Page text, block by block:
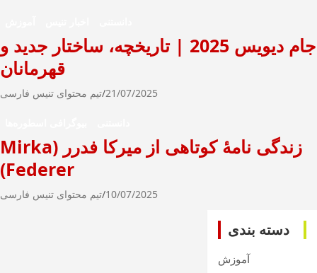
جام دیویس 2025 | تاریخچه، ساختار جدید و
قهرمانان
21/07/2025 تیم محتوای تنیس فارسی
زندگی نامۀ کوتاهی از میرکا فدرر (Mirka
Federer)
10/07/2025 تیم محتوای تنیس فارسی
دسته بندی
آموزش